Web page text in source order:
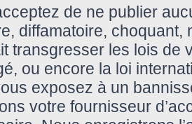
de ne publier
diffamatoire, choquant,
transgresser les lois de
ou encore la loi
exposez à un
votre fournisseur